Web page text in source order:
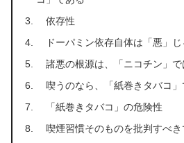
依存性
ドーパミン依存自体は「悪」じ
諸悪の根源は、「ニコチン」で
喫うのなら、「紙巻きタバコ」
「紙巻きタバコ」の危険性
喫煙習慣そのものを批判すべき